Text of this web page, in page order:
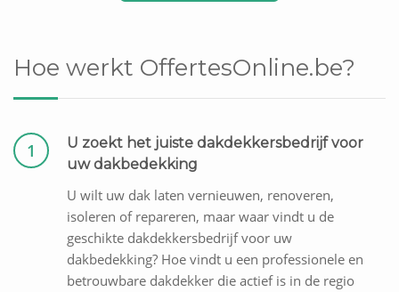
Hoe werkt OffertesOnline.be?
1
U zoekt het juiste dakdekkersbedrijf voor
uw dakbedekking
U wilt uw dak laten vernieuwen, renoveren,
isoleren of repareren, maar waar vindt u de
geschikte dakdekkersbedrijf voor uw
dakbedekking? Hoe vindt u een professionele en
betrouwbare dakdekker die actief is in de regio